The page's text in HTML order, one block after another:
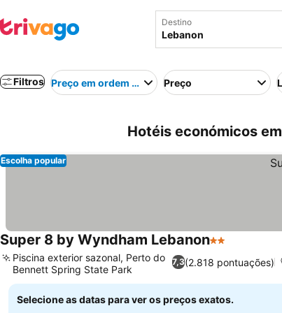
Destino
Filtros Preço em ordem crescentePreço
Hotéis económicos
Escolha popular
Super 8 by Wyndham Lebanon2 Estrelas
7,3(2.818 pontuações)
Piscina exterior sazonal, Perto do
Bennett Spring State Park
Selecione as datas para ver os preços exatos.